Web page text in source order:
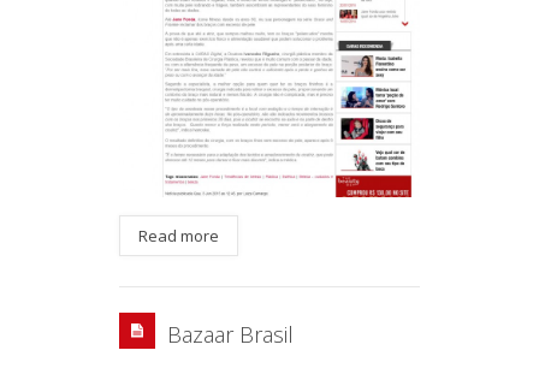
Read more
Bazaar Brasil